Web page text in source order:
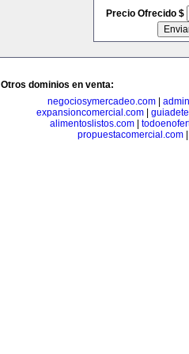
Precio Ofrecido $
Otros dominios en venta:
negociosymercadeo.com|
expansioncomercial.com|
alimentoslistos.com|
propuestacomercial.com